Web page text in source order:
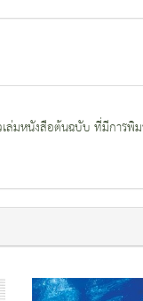
หนังสือต้นฉบับ ที่มีการพิม